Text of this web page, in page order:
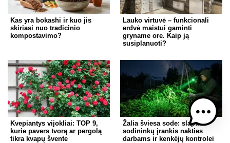
Kas yra bokashi ir kuo jis
skiriasi nuo tradicinio
kompostavimo?
Lauko virtuvė – funkcionali
erdvė maistui gaminti
gryname ore. Kaip ją
susiplanuoti?
Kvepiantys vijokliai: TOP 9,
kurie pavers tvorą ar pergolą
tikra kvapų švente
Žalia šviesa sode: slaptas
sodininkų įrankis nakties
darbams ir kenkėjų kontrolei